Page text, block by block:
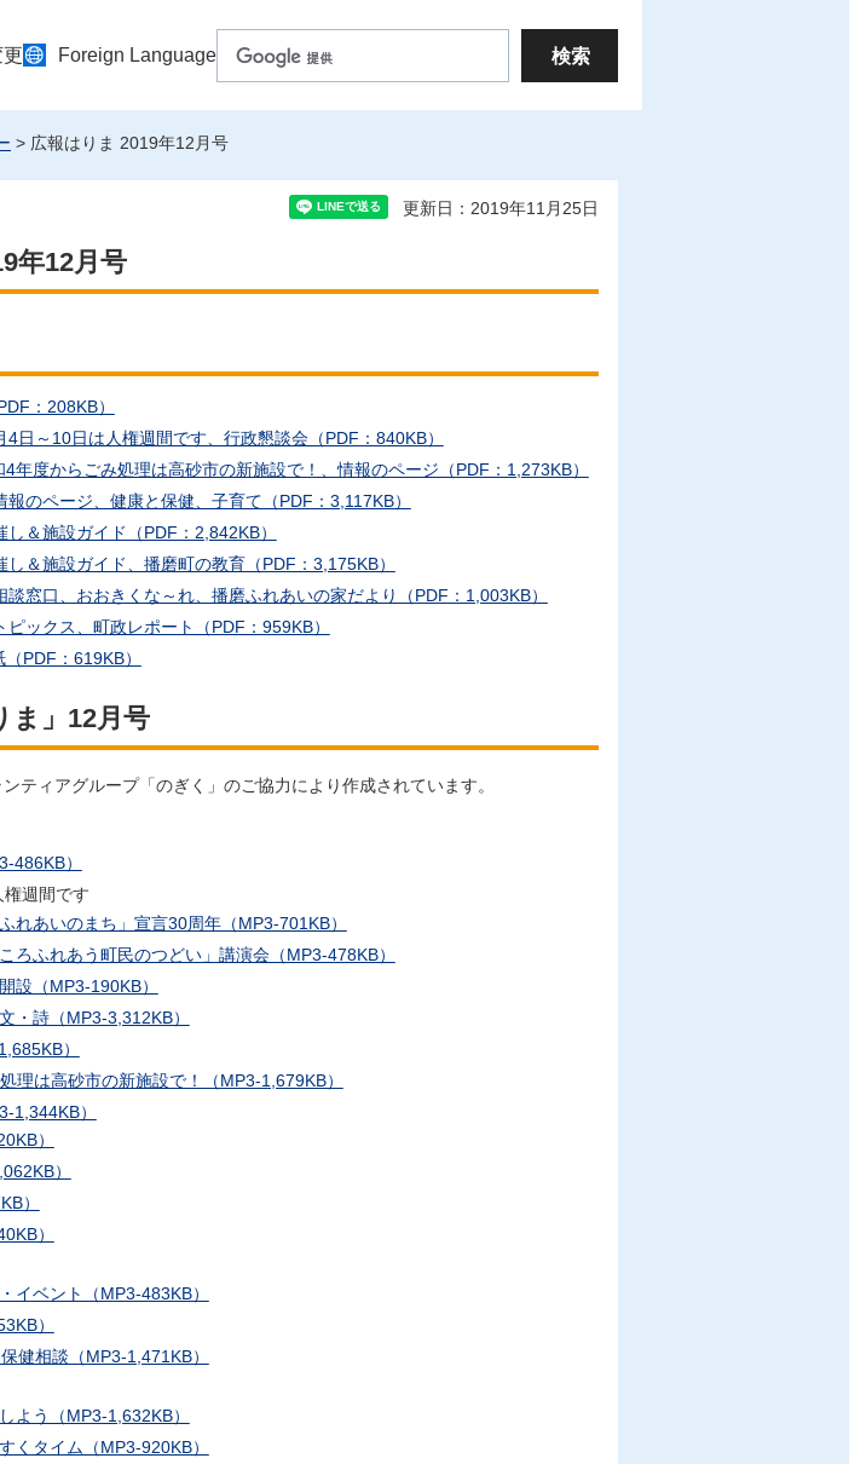
Foreign Language
> 広報はりま 2019年12月号
更新日：2019年11月25日
年12月号
：208KB）
4日～10日は人権週間です、行政懇談会（PDF：840KB）
4年度からごみ処理は高砂市の新施設で！、情報のページ（PDF：1,273KB）
報のページ、健康と保健、子育て（PDF：3,117KB）
し＆施設ガイド（PDF：2,842KB）
し＆施設ガイド、播磨町の教育（PDF：3,175KB）
談窓口、おおきくな～れ、播磨ふれあいの家だより（PDF：1,003KB）
ピックス、町政レポート（PDF：959KB）
PDF：619KB）
ま」12月号
ティアグループ「のぎく」のご協力により作成されています。
486KB）
週間です
れあいのまち」宣言30周年（MP3-701KB）
ろふれあう町民のつどい」講演会（MP3-478KB）
設（MP3-190KB）
・詩（MP3-3,312KB）
）
理は高砂市の新施設で！（MP3-1,679KB）
1,344KB）
）
）
）
）
イベント（MP3-483KB）
）
健相談（MP3-1,471KB）
よう（MP3-1,632KB）
くタイム（MP3-920KB）